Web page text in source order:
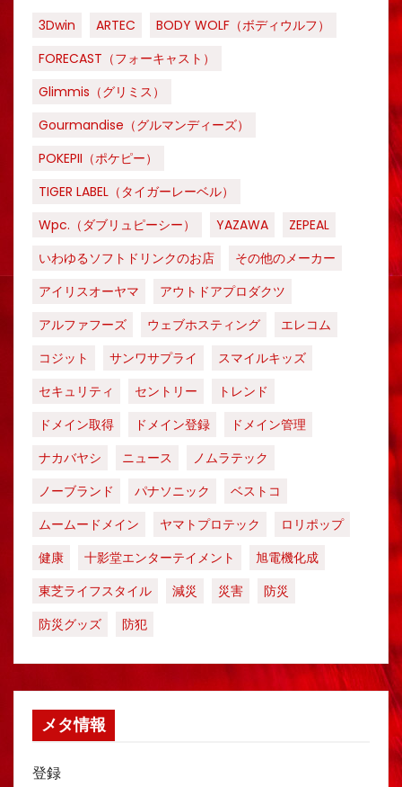
3Dwin ARTEC
BODY WOLF（ボディウルフ）
FORECAST（フォーキャスト）
Glimmis（グリミス）
Gourmandise（グルマンディーズ）
POKEPII（ポケピー）
TIGER LABEL（タイガーレーベル）
Wpc.（ダブリュピーシー）
YAZAWA
ZEPEAL
いわゆるソフトドリンクのお店
その他のメーカー
アイリスオーヤマ
アウトドアプロダクツ
アルファフーズ
ウェブホスティング
エレコム
コジット
サンワサプライ
スマイルキッズ
セキュリティ
セントリー
トレンド
ドメイン取得
ドメイン登録
ドメイン管理
ナカバヤシ
ニュース
ノムラテック
ノーブランド
パナソニック
ベストコ
ムームードメイン
ヤマトプロテック
ロリポップ
健康
十影堂エンターテイメント
旭電機化成
東芝ライフスタイル
減災 災害
防災
防災グッズ
防犯
メタ情報
登録